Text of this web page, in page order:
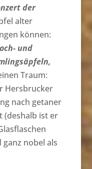
der
alter
können:
und
Traum:
Hersbrucker
nach getaner
(deshalb ist er
nobel als